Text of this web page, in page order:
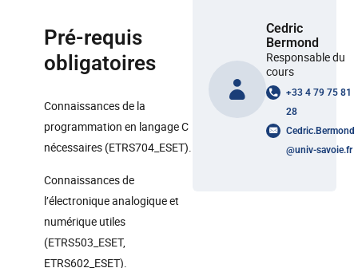
Pré-requis
obligatoires
Connaissances de la
programmation en langage C
nécessaires (ETRS704_ESET).
Connaissances de
l’électronique analogique et
numérique utiles
(ETRS503_ESET,
ETRS602_ESET).
Cedric
Bermond
Responsable du
cours
+33 4 79 75 81
28
Cedric.Bermond
@univ-savoie.fr